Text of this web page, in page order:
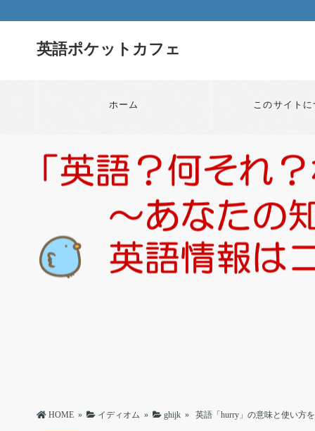
英語ポケットカフェ
ホーム このサイト
HOME » イディオム » ghijk » 英語「hurry」の意味と使い方